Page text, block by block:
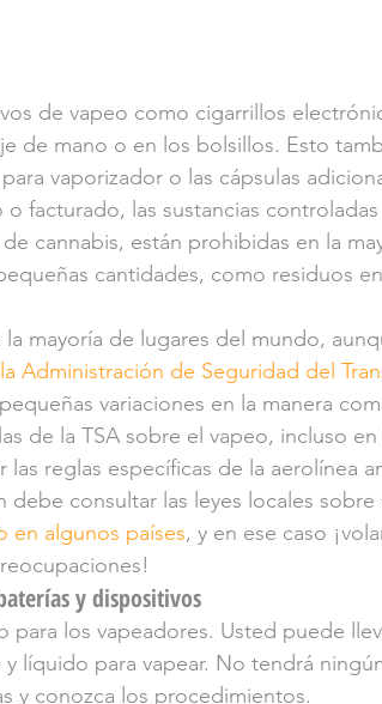
de vapeo como cigarrillos
de mano o en los bolsillos. Esto
vaporizador o las cápsulas
facturado, las sustancias controladas
cannabis, están prohibidas en la
cantidades, como residuos
mayoría de lugares del mundo,
Administración de Seguridad del
variaciones en la manera
de la TSA sobre el vapeo, incluso
reglas específicas de la aerolínea
consultar las leyes locales sobre
en algunos países, y en ese caso
y dispositivos
para los vapeadores. Usted puede
líquido para vapear. No tendrá
y conozca los procedimientos.